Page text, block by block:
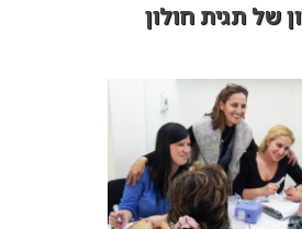
של תגית חולון